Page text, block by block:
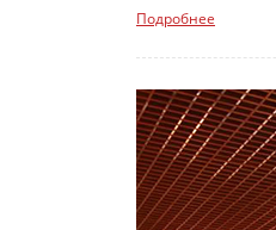
Подробнее